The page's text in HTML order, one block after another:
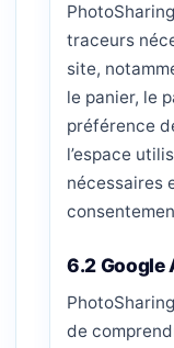
traceurs
site,
le panier, le
préférence
l’espace
nécessaires
6.2 Google
de